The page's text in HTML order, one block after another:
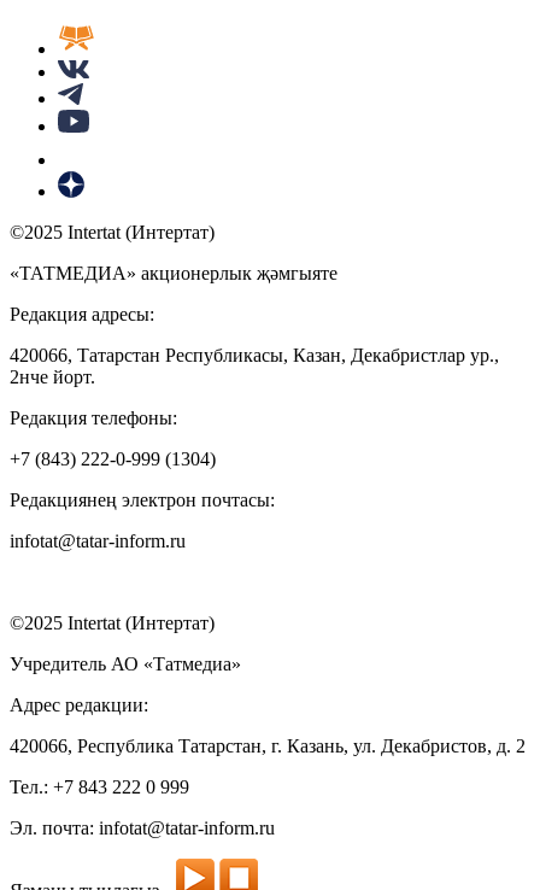
©2025 Intertat (Интертат)
«ТАТМЕДИА» акционерлык җәмгыяте
Редакция адресы:
420066, Татарстан Республикасы, Казан, Декабристлар ур.,
2нче йорт.
Редакция телефоны:
+7 (843) 222-0-999 (1304)
Редакциянең электрон почтасы:
infotat@tatar-inform.ru
©2025 Intertat (Интертат)
Учредитель АО «Татмедиа»
Адрес редакции:
420066, Республика Татарстан, г. Казань, ул. Декабристов, д. 2
Тел.: +7 843 222 0 999
Эл. почта: infotat@tatar-inform.ru